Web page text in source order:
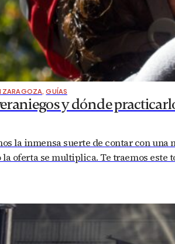
ZARAGOZA, GUÍAS
y dónde
la inmensa suerte de contar con
la oferta se multiplica. Te traemos